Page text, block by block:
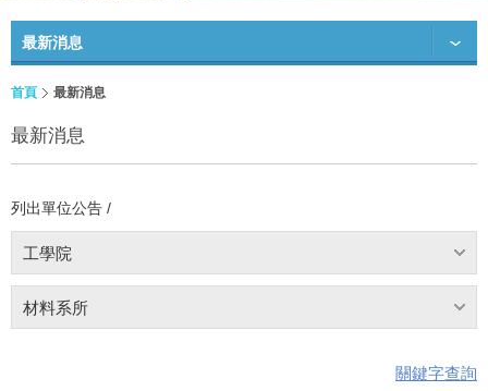
最新消息
首頁 最新消息
最新消息
列出單位公告 /
工學院
材料系所
關鍵字查詢